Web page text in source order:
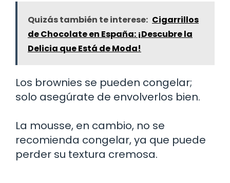
Quizás también te interese: Cigarrillos
de Chocolate en España: ¡Descubre la
Delicia que Está de Moda!
Los brownies se pueden congelar;
solo asegúrate de envolverlos bien.
La mousse, en cambio, no se
recomienda congelar, ya que puede
perder su textura cremosa.